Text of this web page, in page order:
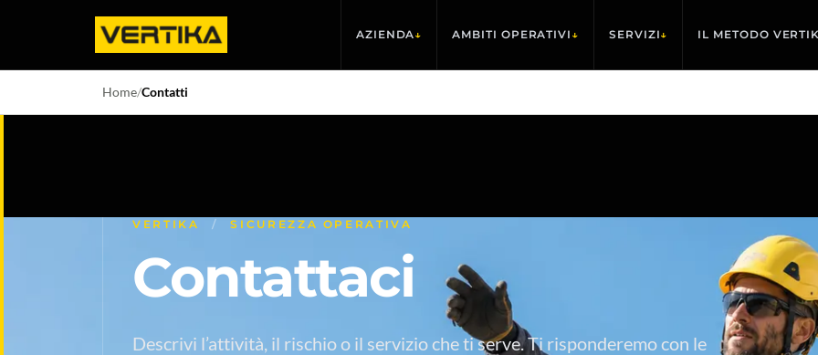
Vai al contenuto principale
AZIENDA↓ AMBITI OPERATIVI ↓ SERVIZI↓ IL METODO
Home/Contatti
VERTIKA / SICUREZZA OPERATIVA
Contattaci
Descrivi l’attività, il rischio o il servizio che ti serve. Ti risponderemo con le